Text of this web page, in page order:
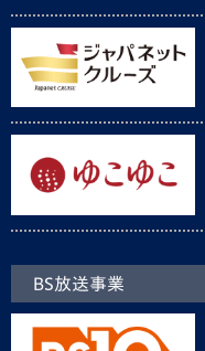
BS放送事業